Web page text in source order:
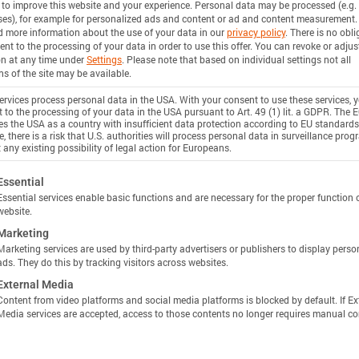
Power
Unlock more specs in Batemo Insights
使用 INSIGHTS 解锁
improve this website and your experience. Personal data may be processed (e.g.
for example for personalized ads and content or ad and content measurement.
more information about the use of your data in ourprivacy policy. There is no
to the processing of your data in order to use this offer. You can revoke or
at any time underSettings. Please note that based on individual settings not all
of the site may be available.
process personal data in the USA. With your consent to use these services,
to the processing of your data in the USA pursuant to Art. 49 (1) lit. a GDPR. The
the USA as a country with insufficient data protection according to EU
there is a risk that U.S. authorities will process personal data in surveillance
existing possibility of legal action for Europeans.
following is a list of service groups for which consent
services enable basic functions and are necessary for the proper function
services are used by third-party advertisers or publishers to display
They do this by tracking visitors across websites.
Media
from video platforms and social media platforms is blocked by default. If
services are accepted, access to those contents no longer requires manual